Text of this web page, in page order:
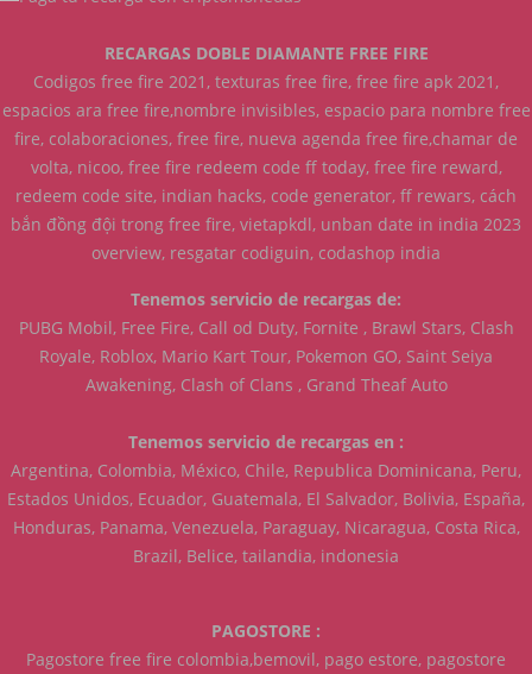
RECARGAS DOBLE DIAMANTE FREE FIRE
Codigos free fire 2021, texturas free fire, free fire apk 2021,
espacios ara free fire,nombre invisibles, espacio para nombre free
fire, colaboraciones, free fire, nueva agenda free fire,chamar de
volta, nicoo, free fire redeem code ff today, free fire reward,
redeem code site, indian hacks, code generator, ff rewars, cách
bắn đồng đội trong free fire, vietapkdl, unban date in india 2023
overview, resgatar codiguin, codashop india
Tenemos servicio de recargas de:
PUBG Mobil, Free Fire, Call od Duty, Fornite , Brawl Stars, Clash
Royale, Roblox, Mario Kart Tour, Pokemon GO, Saint Seiya
Awakening, Clash of Clans , Grand Theaf Auto
Tenemos servicio de recargas en :
Argentina, Colombia, México, Chile, Republica Dominicana, Peru,
Estados Unidos, Ecuador, Guatemala, El Salvador, Bolivia, España,
Honduras, Panama, Venezuela, Paraguay, Nicaragua, Costa Rica,
Brazil, Belice, tailandia, indonesia
PAGOSTORE :
Pagostore free fire colombia,bemovil, pago estore, pagostore